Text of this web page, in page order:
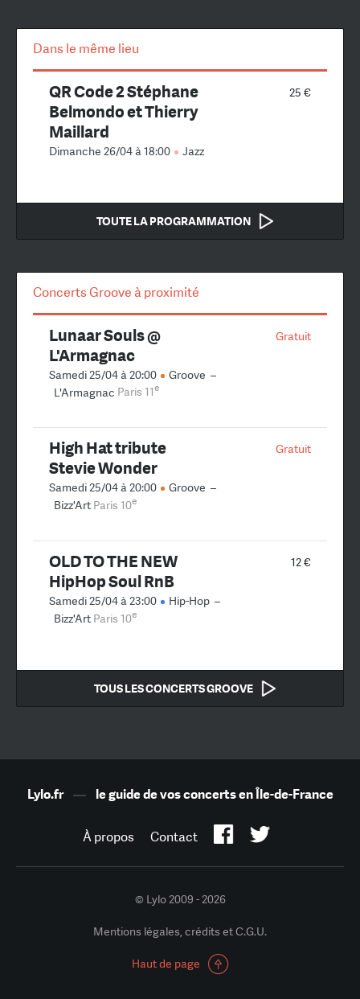
Dans le même lieu
25 €
QR Code 2 Stéphane
Belmondo et Thierry
Maillard
Dimanche 26/04 à 18:00 Jazz
TOUTE LA PROGRAMMATION
Concerts Groove à proximité
Gratuit
Lunaar Souls @
L'Armagnac
Samedi 25/04 à 20:00 Groove –
L'Armagnac Paris 11e
Gratuit
High Hat tribute
Stevie Wonder
Samedi 25/04 à 20:00 Groove –
Bizz'Art Paris 10e
12 €
OLD TO THE NEW
HipHop Soul RnB
Samedi 25/04 à 23:00 Hip-Hop –
Bizz'Art Paris 10e
TOUS LES CONCERTS GROOVE
Lylo.fr— le guide de vos concerts en Île-de-France
À propos Contact
© Lylo 2009 - 2026
Mentions légales, crédits et C.G.U.
Haut de page